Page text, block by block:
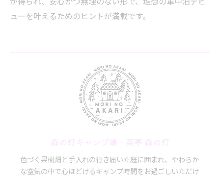
ューを叶えるためのヒントが満載です。
色づく果樹畑と手入れの行き届いた庭に囲まれ、やわらか
な空気の中で心ほどけるキャンプ時間をお過ごしいただけ